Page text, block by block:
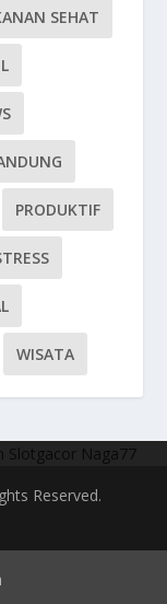
SEHAT
PRODUKTIF
WISATA
Slotgacor Naga77
Reserved.